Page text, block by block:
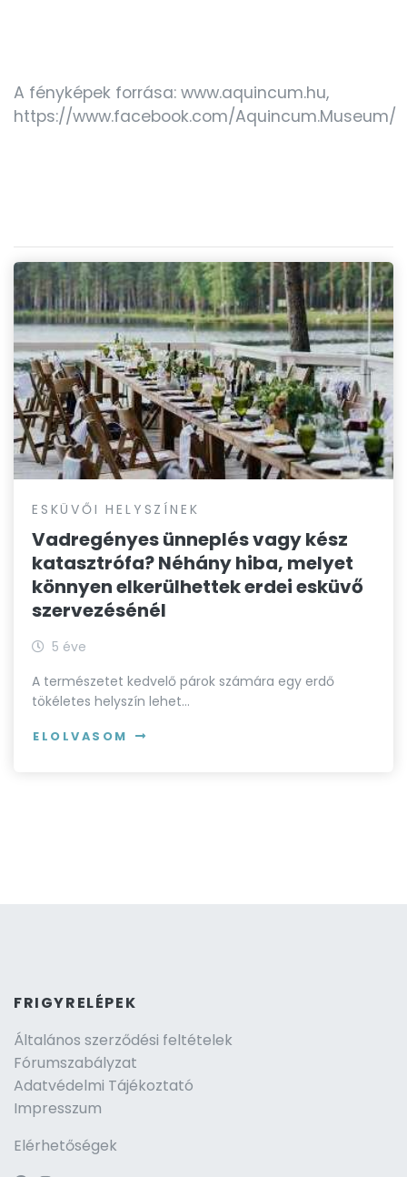
A fényképek forrása: www.aquincum.hu,
https://www.facebook.com/Aquincum.Museum/
ESKÜVŐI HELYSZÍNEK
Vadregényes ünneplés vagy kész
katasztrófa? Néhány hiba, melyet
könnyen elkerülhettek erdei esküvő
szervezésénél
5 éve
A természetet kedvelő párok számára egy erdő
tökéletes helyszín lehet…
ELOLVASOM
FRIGYRELÉPEK
Általános szerződési feltételek
Fórumszabályzat
Adatvédelmi Tájékoztató
Impresszum
Elérhetőségek